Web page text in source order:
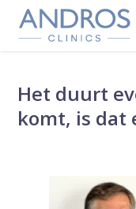
Navigatie overslaan
Het duurt
komt, is dat